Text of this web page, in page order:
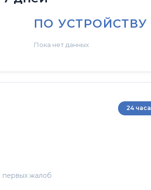
ПО УСТРОЙСТВУ
Пока нет данных
24 часа
первых жалоб